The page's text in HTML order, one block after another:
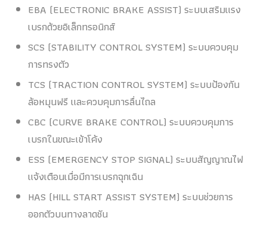
EBA (ELECTRONIC BRAKE ASSIST) ระบบเสริมแรง
เบรกด้วยอิเล็กทรอนิกส์
SCS (STABILITY CONTROL SYSTEM) ระบบควบคุม
การทรงตัว
TCS (TRACTION CONTROL SYSTEM) ระบบป้องกัน
ล้อหมุนฟรี และควบคุมการลื่นไถล
CBC (CURVE BRAKE CONTROL) ระบบควบคุมการ
เบรกในขณะเข้าโค้ง
ESS (EMERGENCY STOP SIGNAL) ระบบสัญญาณไฟ
แจ้งเตือนเมื่อมีการเบรกฉุกเฉิน
HAS (HILL START ASSIST SYSTEM) ระบบช่วยการ
ออกตัวบนทางลาดชัน